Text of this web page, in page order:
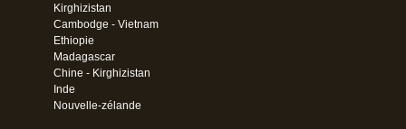
Kirghizistan
Cambodge - Vietnam
Ethiopie
Madagascar
Chine - Kirghizistan
Inde
Nouvelle-zélande